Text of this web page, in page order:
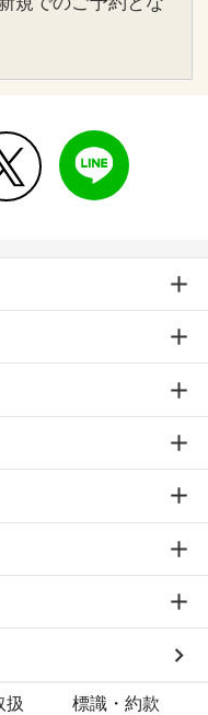
扱 標識・約款